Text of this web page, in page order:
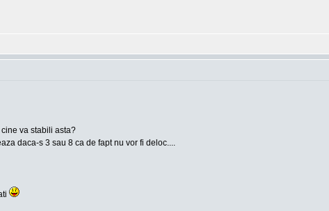
va stabili asta?
daca-s 3 sau 8 ca de fapt nu vor fi deloc....